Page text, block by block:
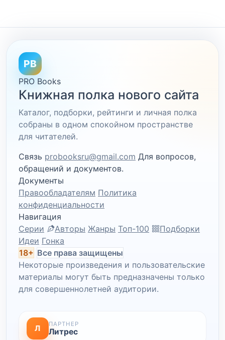
PB
PRO Books
Книжная полка нового сайта
Каталог, подборки, рейтинги и личная полка
собраны в одном спокойном пространстве
для читателей.
Связь probooksru@gmail.com Для вопросов,
обращений и документов.
Документы
Правообладателям Политика
конфиденциальности
Навигация
Серии
Авторы Жанры Топ-100
Подборки
Идеи Гонка
18+ Все права защищены
Некоторые произведения и пользовательские
материалы могут быть предназначены только
для совершеннолетней аудитории.
Л ПАРТНЕР
Литрес